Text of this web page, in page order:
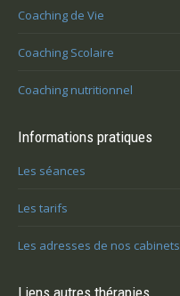
Coaching de Vie
Coaching Scolaire
Coaching nutritionnel
Informations pratiques
Les séances
Les tarifs
Les adresses de nos cabinets